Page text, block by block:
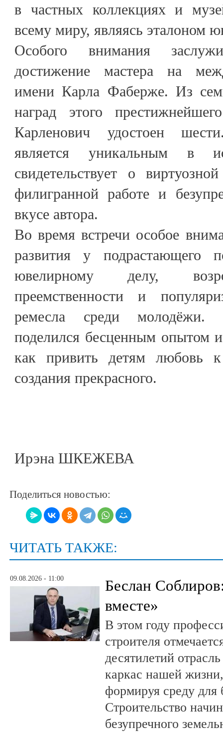
в частных коллекциях и
всему миру, являясь эталоном
Особого внимания
достижение мастера на
имени Карла Фаберже. Из
наград этого
Карленович удостоен
является уникальным в
свидетельствует о
филигранной работе и
вкусе автора.
Во время встречи особое
развития у подрастающего
ювелирному делу,
преемственности и
ремесла среди молодёжи.
поделился бесценным опытом
как привить детям любовь
создания прекрасного.
Ирэна ШКЕЖЕВА
Поделиться новостью:
ЧИТАТЬ ТАКЖЕ:
09.08.2026 - 11:00
Беслан
вместе»
В этом году
строителя
десятилетий
каркас нашей
формируя среду
Строительство
безупречного